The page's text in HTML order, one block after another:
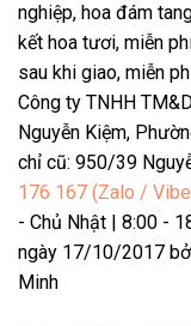
nghiệp, hoa đám
kết hoa tươi, miễn
sau khi giao, miễn
Công ty TNHH
Nguyễn Kiệm,
chỉ cũ: 950/39
176 167 (Zalo /
- Chủ Nhật | 8:00 -
ngày 17/10/2017
Minh